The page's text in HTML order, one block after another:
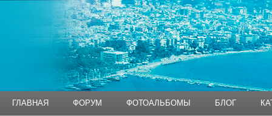
ГЛАВНАЯ ФОРУМ ФОТОАЛЬБОМЫ БЛОГ